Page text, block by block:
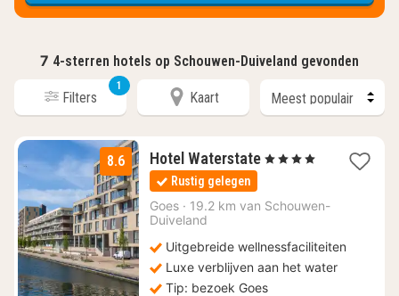
7 4-sterren hotels op Schouwen-Duiveland gevonden
Filters
1
Kaart
8.6 Hotel Waterstate1
€
, 4 Sterren
Rustig gelegen
Goes · 19.2 km van Schouwen-
Duiveland
Uitgebreide wellnessfaciliteiten
Luxe verblijven aan het water
Tip: bezoek Goes